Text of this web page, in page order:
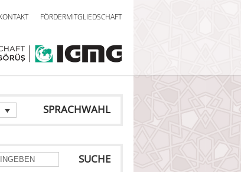
FÖRDERMITGLIEDSCHAFT
SPRACHWAHL
SUCHE